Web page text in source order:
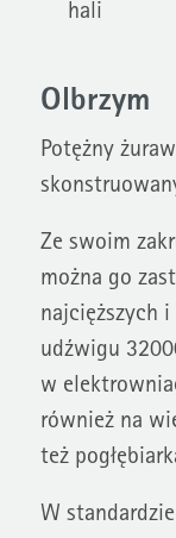
hali
Olbrzym
Potężny
Ze swoim
można go
najcięższych
udźwigu
w
również na
też
W